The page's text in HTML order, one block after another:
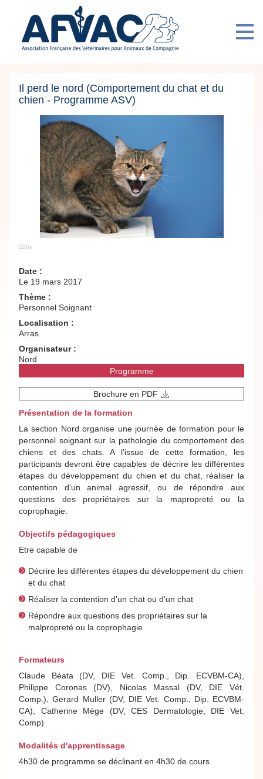
Il perd le nord (Comportement du chat et du
chien - Programme ASV)
226x
Date :
Le 19 mars 2017
Thème :
Personnel Soignant
Localisation :
Arras
Organisateur :
Nord
Programme
Brochure en PDF
Présentation de la formation
La section Nord organise une journée de formation pour le
personnel soignant sur la pathologie du comportement des
chiens et des chats. A l'issue de cette formation, les
participants devront être capables de décrire les différentes
étapes du développement du chien et du chat, réaliser la
contention d'un animal agressif, ou de répondre aux
questions des propriétaires sur la mapropreté ou la
coprophagie.
Objectifs pédagogiques
Etre capable de
Décrire les différentes étapes du développement du chien
et du chat
Réaliser la contention d'un chat ou d'un chat
Répondre aux questions des propriétaires sur la
malpropreté ou la coprophagie
Formateurs
Claude Béata (DV, DIE Vet. Comp., Dip. ECVBM-CA),
Philippe Coronas (DV), Nicolas Massal (DV, DIE Vét.
Comp.), Gerard Muller (DV, DIE Vet. Comp., Dip. ECVBM-
CA), Catherine Mège (DV, CES Dermatologie, DIE Vet.
Comp)
Modalités d'apprentissage
4h30 de programme se déclinant en 4h30 de cours